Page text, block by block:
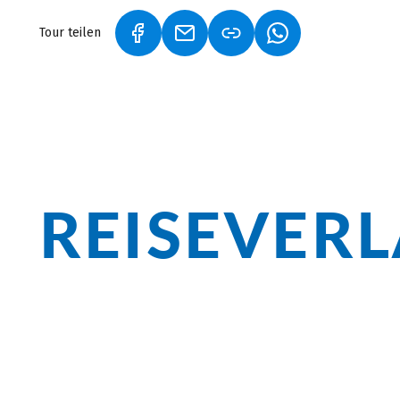
Tour teilen (LINK ÖFFNET IN NEUEM TAB)
(LINK ÖFFNET IN NEUEM TAB)
(LINK ÖFFNET IN